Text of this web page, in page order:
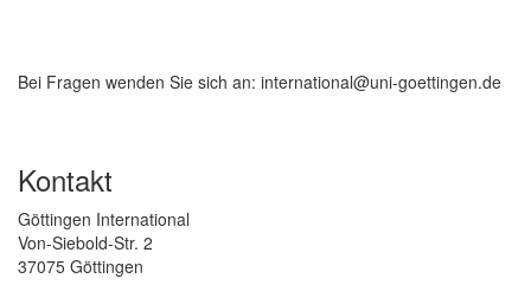
Bei Fragen wenden Sie sich an: international@uni-goettingen.de
Kontakt
Göttingen International
Von-Siebold-Str. 2
37075 Göttingen